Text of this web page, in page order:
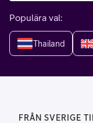
Populära val:
Thailand
FRÅN SVERIGE